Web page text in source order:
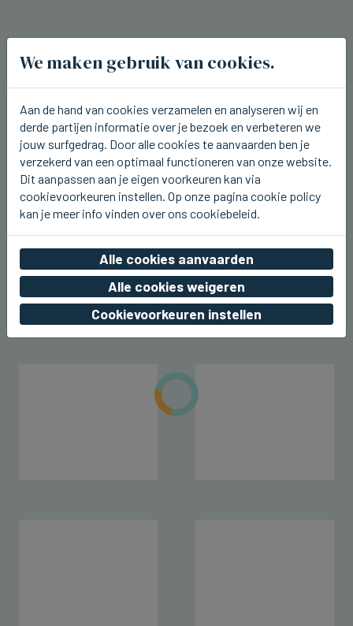
BRUGGE
Brugge lokte in juli 850.000 toeristen
do 06 augustus 2026, 23:48
We maken gebruik van cookies.
Aan de hand van cookies verzamelen en analyseren wij en
derde partijen informatie over je bezoek en verbeteren we
jouw surfgedrag. Door alle cookies te aanvaarden ben je
verzekerd van een optimaal functioneren van onze website.
Dit aanpassen aan je eigen voorkeuren kan via
cookievoorkeuren instellen. Op onze pagina cookie policy
kan je meer info vinden over ons cookiebeleid.
Alle cookies aanvaarden
Alle cookies weigeren
Cookievoorkeuren instellen